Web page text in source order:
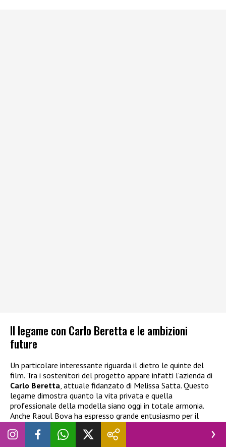
Il legame con Carlo Beretta e le ambizioni
future
Un particolare interessante riguarda il dietro le quinte del
film. Tra i sostenitori del progetto appare infatti l’azienda di
Carlo Beretta, attuale fidanzato di Melissa Satta. Questo
legame dimostra quanto la vita privata e quella
professionale della modella siano oggi in totale armonia.
Anche Raoul Bova ha espresso grande entusiasmo per il
copione, definendolo subito convincente. Per Melissa Satta
questa esperienza rappresenta una vera svolta. La showgirl